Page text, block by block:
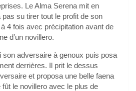
Le Alma Serena mit en
pas su tirer tout le profit de son
4 fois avec précipitation avant de
d’un novillero.
son adversaire à genoux puis posa
derrières. Il prit le dessus
et proposa une belle faena
le novillero avec le plus de